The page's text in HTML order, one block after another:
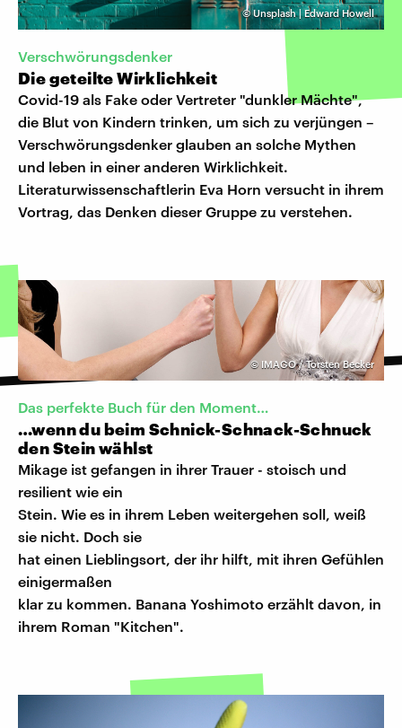
©Unsplash | Edward Howell
Verschwörungsdenker
Die geteilte Wirklichkeit
Covid-19 als Fake oder Vertreter "dunkler Mächte",
die Blut von Kindern trinken, um sich zu verjüngen –
Verschwörungsdenker glauben an solche Mythen
und leben in einer anderen Wirklichkeit.
Literaturwissenschaftlerin Eva Horn versucht in ihrem
Vortrag, das Denken dieser Gruppe zu verstehen.
© IMAGO / Torsten Becker
Das perfekte Buch für den Moment…
…wenn du beim Schnick-Schnack-Schnuck
den Stein wählst
Mikage ist gefangen in ihrer Trauer - stoisch und
resilient wie ein
Stein. Wie es in ihrem Leben weitergehen soll, weiß
sie nicht. Doch sie
hat einen Lieblingsort, der ihr hilft, mit ihren Gefühlen
einigermaßen
klar zu kommen. Banana Yoshimoto erzählt davon, in
ihrem Roman "Kitchen".